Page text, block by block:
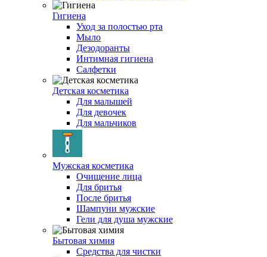
Гигиена
Уход за полостью рта
Мыло
Дезодоранты
Интимная гигиена
Салфетки
Детская косметика
Для малышей
Для девочек
Для мальчиков
Мужская косметика
Очищение лица
Для бритья
После бритья
Шампуни мужские
Гели для душа мужские
Бытовая химия
Средства для чистки